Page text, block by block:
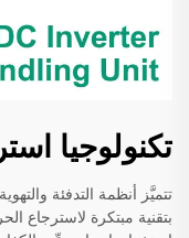
تكنولوجيا
بتقنية مبتكرة لاسترجاع